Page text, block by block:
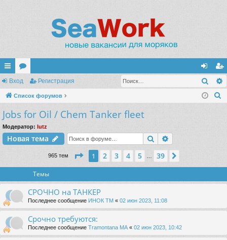
с
ы
лк
и
ор
ум
ы
хо
д
ег
ис
Вход Регистрация
Список форумов
Jobs for Oil / Chem Tanker fleet
Модератор: lutz
Новая тема Поиск
965 тем Страница из 39
1 2 3 4 5 39
Темы
СРОЧНО на ТАНКЕР
Последнее сообщение ИНОК ТМ « 02 июн 2023, 11:08
Срочно требуются:
Последнее сообщение Tramontana MA « 02 июн 2023, 10:42